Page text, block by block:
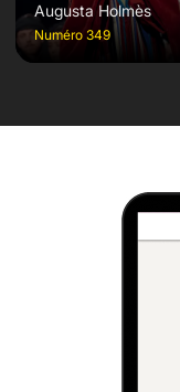
Augusta Holmès
Numéro 349